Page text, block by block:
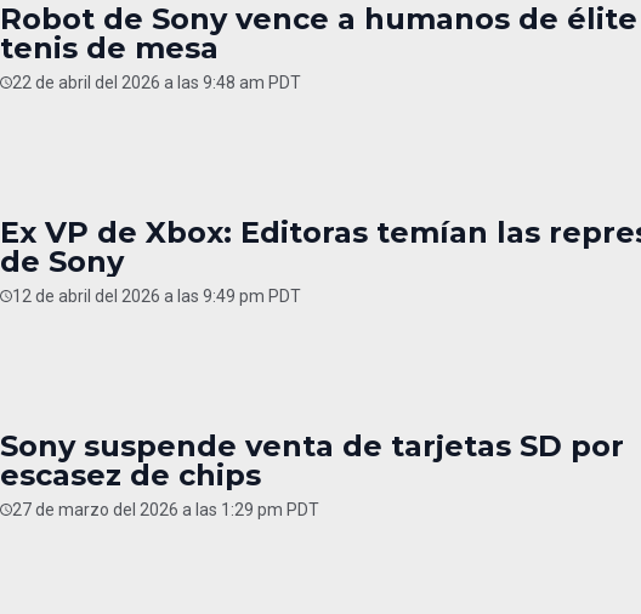
Robot de Sony vence a humanos de
tenis de mesa
22 de abril del 2026 a las 9:48 am PDT
Ex VP de Xbox: Editoras temían las
de Sony
12 de abril del 2026 a las 9:49 pm PDT
Sony suspende venta de tarjetas SD por
escasez de chips
27 de marzo del 2026 a las 1:29 pm PDT